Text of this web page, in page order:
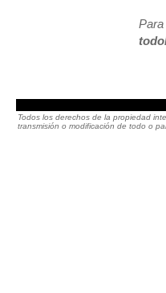
Todos los derechos de la propiedad
transmisión o modificación de todo o